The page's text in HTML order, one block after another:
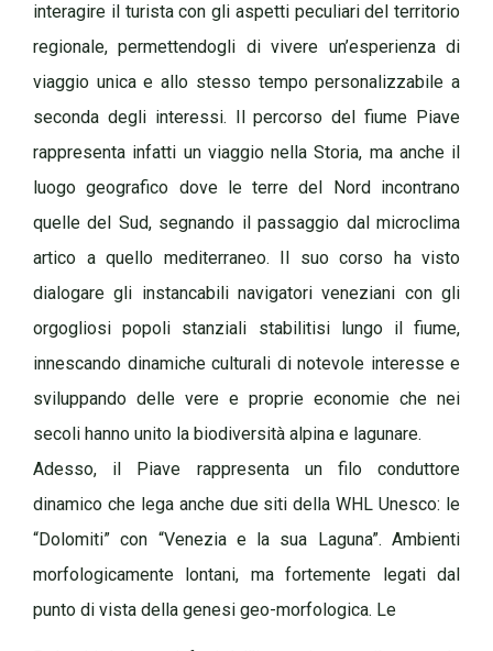
interagire il turista con gli aspetti peculiari del territorio
regionale, permettendogli di vivere un’esperienza di
viaggio unica e allo stesso tempo personalizzabile a
seconda degli interessi. Il percorso del fiume Piave
rappresenta infatti un viaggio nella Storia, ma anche il
luogo geografico dove le terre del Nord incontrano
quelle del Sud, segnando il passaggio dal microclima
artico a quello mediterraneo. Il suo corso ha visto
dialogare gli instancabili navigatori veneziani con gli
orgogliosi popoli stanziali stabilitisi lungo il fiume,
innescando dinamiche culturali di notevole interesse e
sviluppando delle vere e proprie economie che nei
secoli hanno unito la biodiversità alpina e lagunare.
Adesso, il Piave rappresenta un filo conduttore
dinamico che lega anche due siti della WHL Unesco: le
“Dolomiti” con “Venezia e la sua Laguna”. Ambienti
morfologicamente lontani, ma fortemente legati dal
punto di vista della genesi geo-morfologica. Le